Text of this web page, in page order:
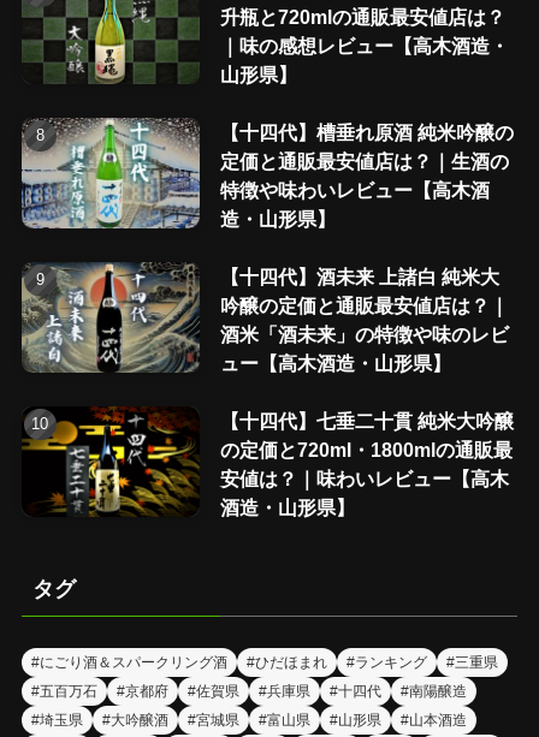
升瓶と720mlの通販最安値店は？
｜味の感想レビュー【高木酒造・
山形県】
【十四代】槽垂れ原酒 純米吟醸の
定価と通販最安値店は？｜生酒の
特徴や味わいレビュー【高木酒
造・山形県】
【十四代】酒未来 上諸白 純米大
吟醸の定価と通販最安値店は？｜
酒米「酒未来」の特徴や味のレビ
ュー【高木酒造・山形県】
【十四代】七垂二十貫 純米大吟醸
の定価と720ml・1800mlの通販最
安値は？｜味わいレビュー【高木
酒造・山形県】
タグ
#にごり酒＆スパークリング酒 #ひだほまれ #ランキング
#三重県
#五百万石
#京都府 #佐賀県 #兵庫県 #十四代
#南陽醸造
#埼玉県
#大吟醸酒 #宮城県 #富山県 #山形県 #山本酒造